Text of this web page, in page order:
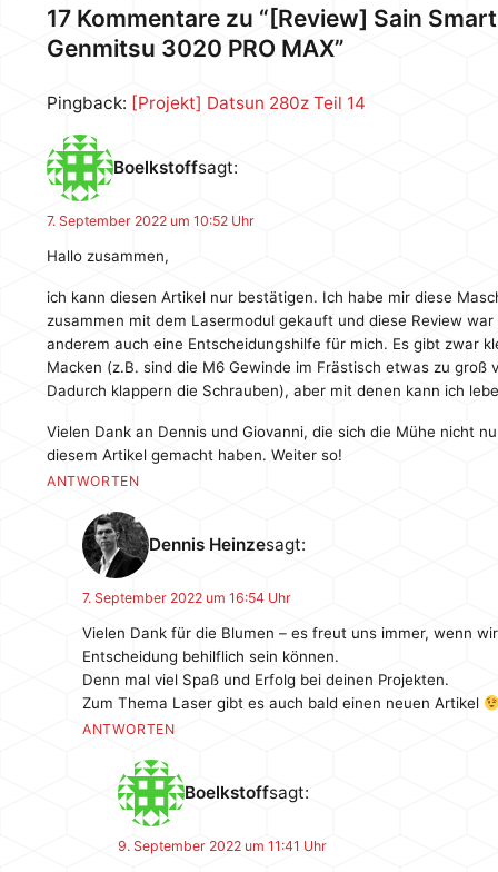
auch must-haves zeigen. Hierzu zählen…
17 Kommentare zu “[Review] Sain Smart
Genmitsu 3020 PRO MAX”
Pingback: [Projekt] Datsun 280z Teil 14
Boelkstoffsagt:
7. September 2022 um 10:52 Uhr
Hallo zusammen,
ich kann diesen Artikel nur bestätigen. Ich habe mir diese
zusammen mit dem Lasermodul gekauft und diese Review
anderem auch eine Entscheidungshilfe für mich. Es gibt zwar
Macken (z.B. sind die M6 Gewinde im Frästisch etwas zu groß
Dadurch klappern die Schrauben), aber mit denen kann ich
Vielen Dank an Dennis und Giovanni, die sich die Mühe nicht
diesem Artikel gemacht haben. Weiter so!
ANTWORTEN
Dennis Heinzesagt:
7. September 2022 um 16:54 Uhr
Vielen Dank für die Blumen – es freut uns immer, wenn
Entscheidung behilflich sein können.
Denn mal viel Spaß und Erfolg bei deinen Projekten.
Zum Thema Laser gibt es auch bald einen neuen Artikel
ANTWORTEN
Boelkstoffsagt:
9. September 2022 um 11:41 Uhr